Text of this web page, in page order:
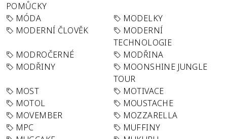
POMŮCKY
MÓDA
MODELKY
MODERNÍ ČLOVĚK
MODERNÍ
TECHNOLOGIE
MODROČERNÉ
MODŘINA
MODŘINY
MOONSHINE JUNGLE
TOUR
MOST
MOTIVACE
MOTOL
MOUSTACHE
MOVEMBER
MOZZARELLA
MPC
MUFFINY